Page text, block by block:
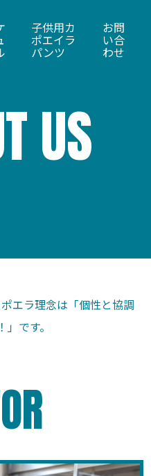
子供用カ
ポエイラ
パンツ
お問
い合
わせ
US
エラ理念は「個性と協調
です。